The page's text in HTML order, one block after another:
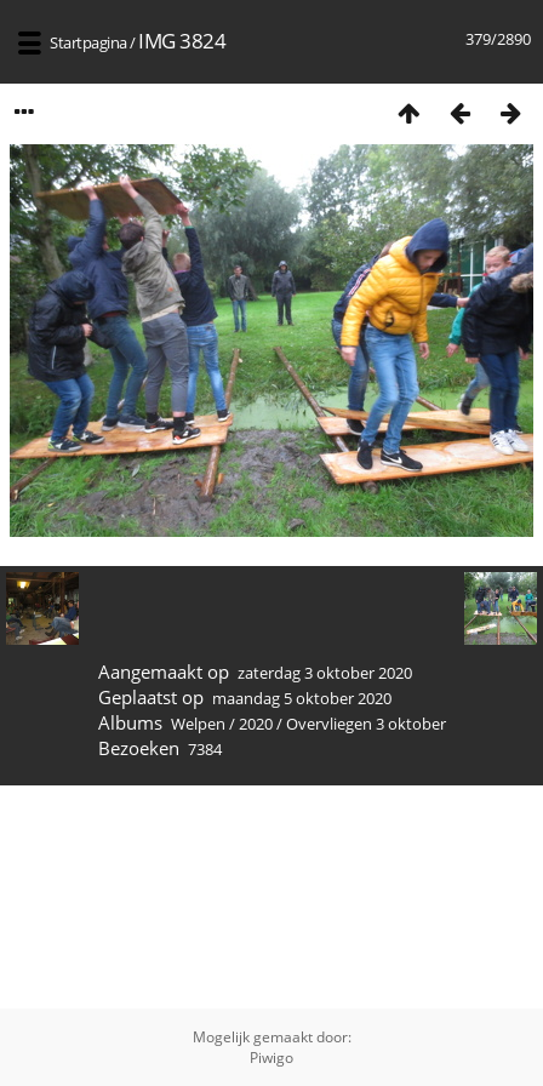
379/2890
Startpagina/IMG 3824
Aangemaakt op zaterdag 3 oktober 2020
Geplaatst op maandag 5 oktober 2020
Albums Welpen /2020/Overvliegen 3 oktober
Bezoeken 7384
Mogelijk gemaakt door:
Piwigo